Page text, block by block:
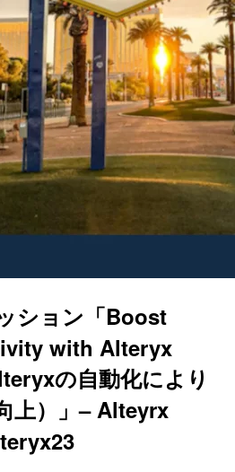
ション「Boost
with Alteryx
の自動化により
上）」– Alteyrx